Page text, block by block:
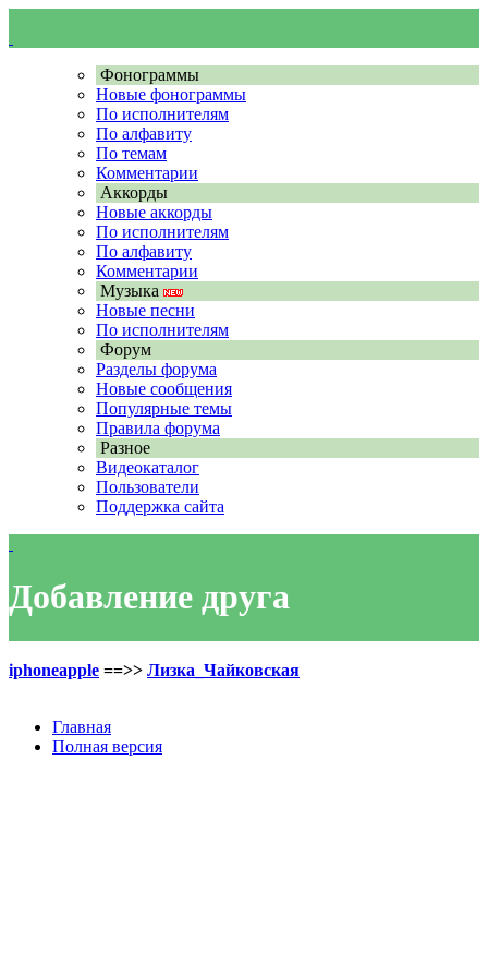
Фонограммы
Новые фонограммы
По исполнителям
По алфавиту
По темам
Комментарии
Аккорды
Новые аккорды
По исполнителям
По алфавиту
Комментарии
Музыка
Новые песни
По исполнителям
Форум
Разделы форума
Новые сообщения
Популярные темы
Правила форума
Разное
Видеокаталог
Пользователи
Поддержка сайта
Добавление друга
iphoneapple ==>> Лизка_Чайковская
Главная
Полная версия